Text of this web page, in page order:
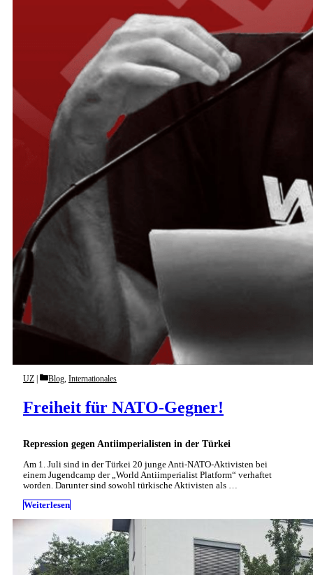
Repression gegen Antiimperialisten in der Türkei
Freiheit für NATO-Gegner!
UZ Categories
Blog, Internationales
Am 1. Juli sind in der Türkei 20 junge Anti-NATO-Aktivisten bei
einem Jugendcamp der „World Antiimperialist Platform“ verhaftet
worden. Darunter sind sowohl türkische Aktivisten als …
Weiterlesen